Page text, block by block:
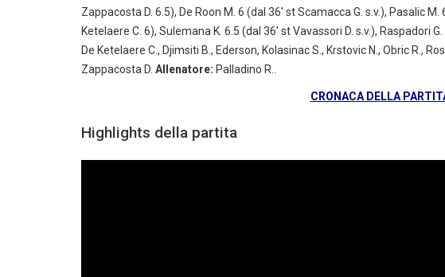
Zappacosta D. 6.5), De Roon M. 6 (dal 36′ st Scamacca G. s.v.), Pasalic
Ketelaere C. 6), Sulemana K. 6.5 (dal 36′ st Vavassori D. s.v.), Raspadori G.
De Ketelaere C., Djimsiti B., Ederson, Kolasinac S., Krstovic N., Obric R.,
Zappacosta D. Allenatore: Palladino R..
CRONACA DELLA
Highlights della partita